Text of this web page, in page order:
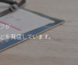
が
を発信しています。